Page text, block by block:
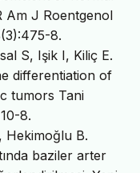
Am J Roentgenol
8.
S, Işik I, Kiliç E.
differentiation of
tumors Tani
8.
Hekimoğlu B.
baziler arter